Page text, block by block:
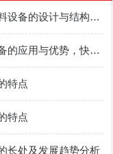
粉体密闭加料设备的设计与结构优化
吨袋卸料设备的应用与优势，快来学习一下
特点
特点
长处及发展趋势分析